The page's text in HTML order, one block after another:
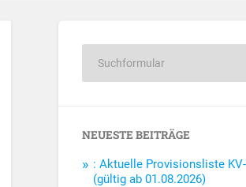
NEUESTE BEITRÄGE
: Aktuelle Provisionsliste KV-
(gültig ab 01.08.2026)